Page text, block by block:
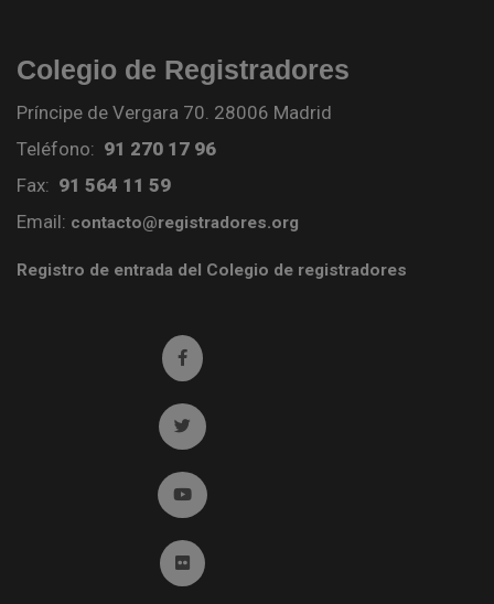
Colegio de Registradores
Príncipe de Vergara 70. 28006 Madrid
Teléfono: 91 270 17 96
Fax: 91 564 11 59
Email: contacto@registradores.org
Registro de entrada del Colegio de registradores
Ir a facebook (abre en ventana nueva)
Ir a twitter (abre en ventana nueva)
Ir a YouTube (abre en ventana nueva)
Ir a Flickr (abre en ventana nueva)